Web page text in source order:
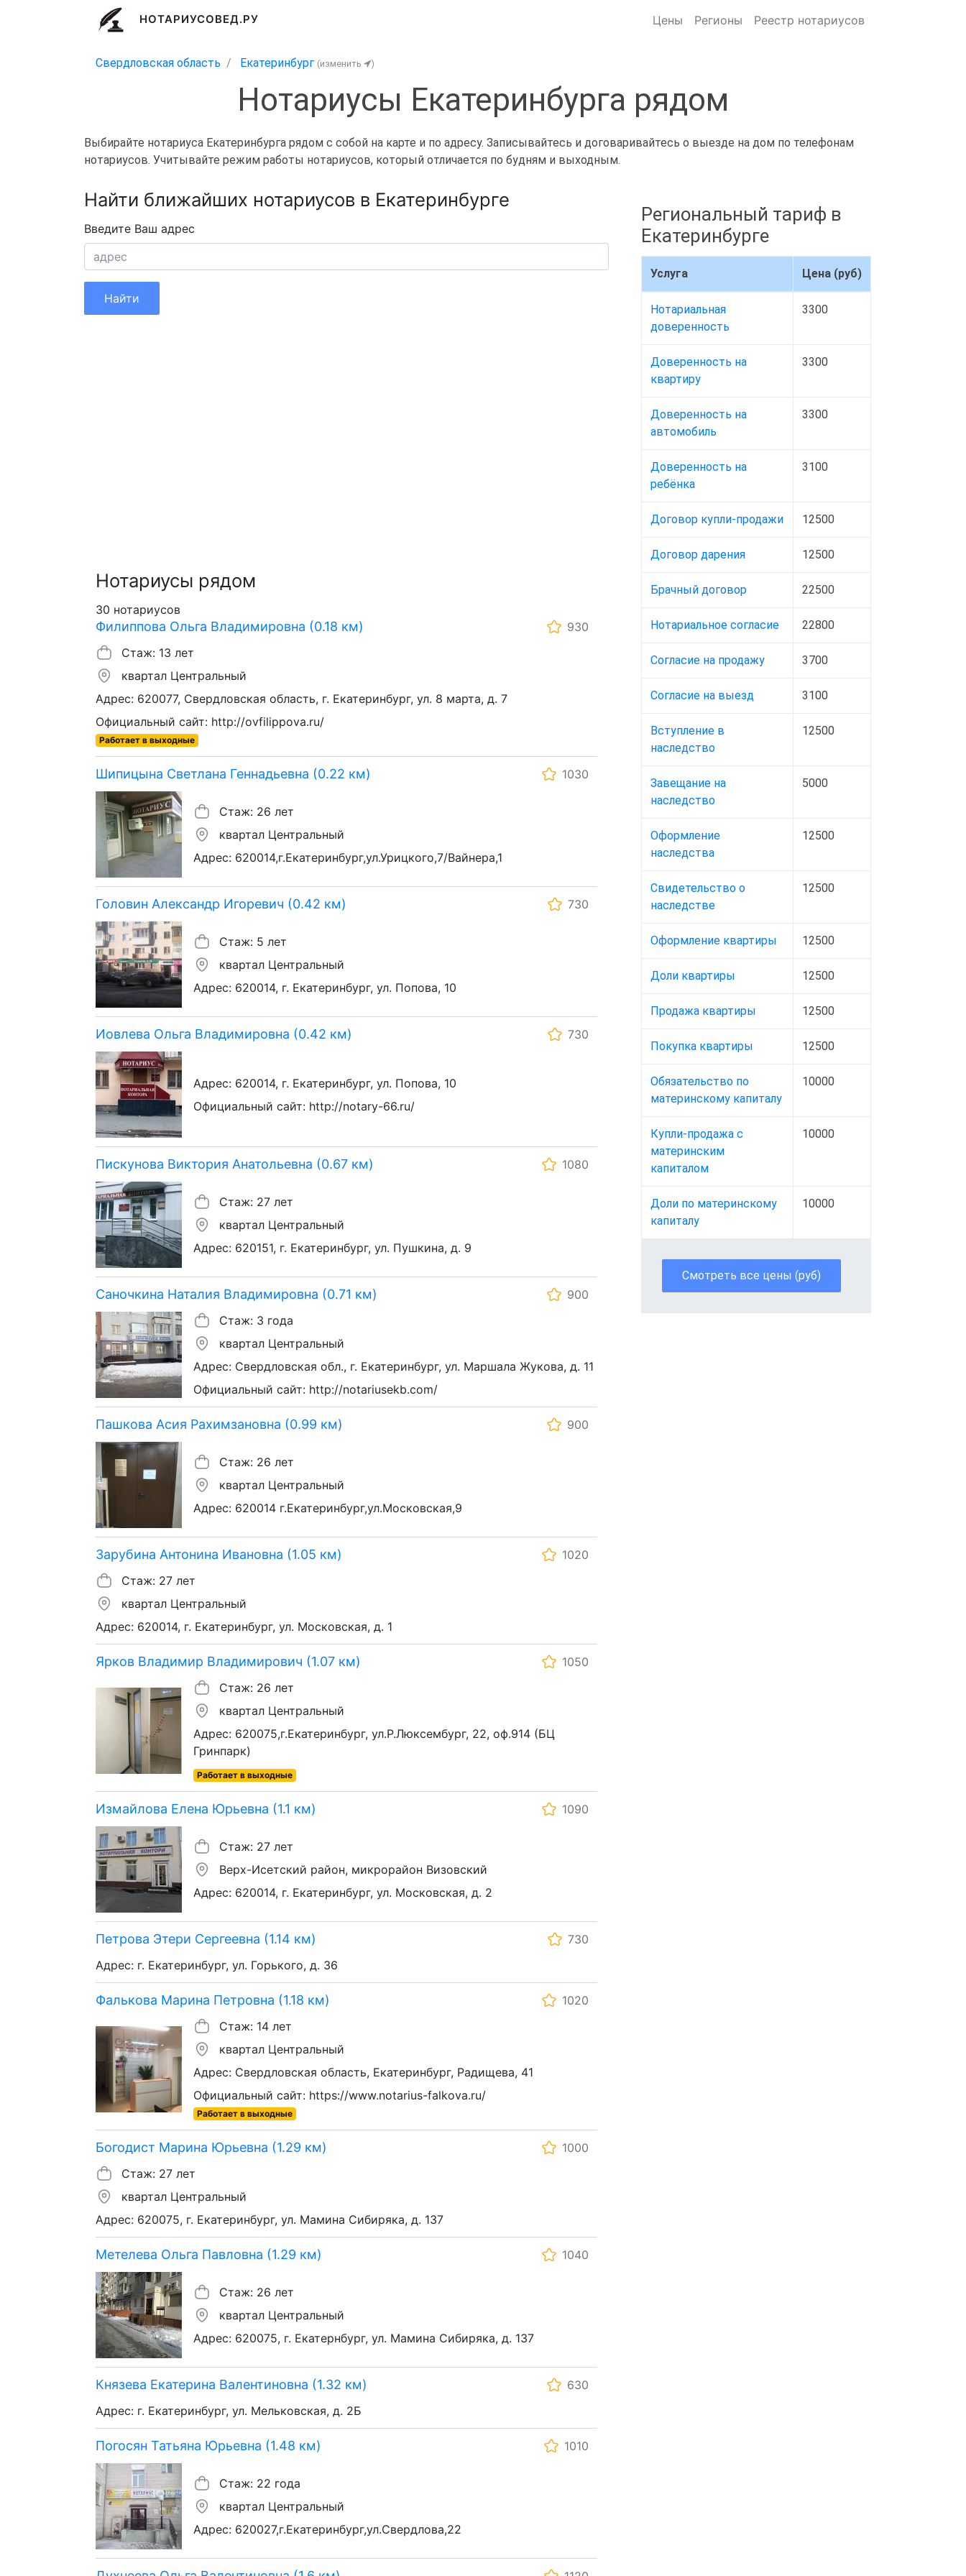
НОТАРИУСОВЕД.РУ Цены Регионы Реестр нотариусов
Свердловская область Екатеринбург (изменить )
Нотариусы Екатеринбурга рядом
Выбирайте нотариуса Екатеринбурга рядом с собой на карте и по адресу. Записывайтесь и договаривайтесь о выезде на дом по телефонам
нотариусов. Учитывайте режим работы нотариусов, который отличается по будням и выходным.
Найти ближайших нотариусов в Екатеринбурге
Введите Ваш адрес
Найти
Нотариусы рядом
30 нотариусов
Филиппова Ольга Владимировна (0.18 км)
930
Стаж: 13 лет
квартал Центральный
Адрес: 620077, Свердловская область, г. Екатеринбург, ул. 8 марта, д. 7
Официальный сайт: http://ovfilippova.ru/
Работает в выходные
Шипицына Светлана Геннадьевна (0.22 км) 1030
Стаж: 26 лет
квартал Центральный
Адрес: 620014,г.Екатеринбург,ул.Урицкого,7/Вайнера,1
Головин Александр Игоревич (0.42 км) 730
Стаж: 5 лет
квартал Центральный
Адрес: 620014, г. Екатеринбург, ул. Попова, 10
Иовлева Ольга Владимировна (0.42 км) 730
Адрес: 620014, г. Екатеринбург, ул. Попова, 10
Официальный сайт: http://notary-66.ru/
Пискунова Виктория Анатольевна (0.67 км) 1080
Стаж: 27 лет
квартал Центральный
Адрес: 620151, г. Екатеринбург, ул. Пушкина, д. 9
Саночкина Наталия Владимировна (0.71 км)
900
Стаж: 3 года
квартал Центральный
Адрес: Свердловская обл., г. Екатеринбург, ул. Маршала Жукова, д. 11
Официальный сайт: http://notariusekb.com/
Пашкова Асия Рахимзановна (0.99 км) 900
Стаж: 26 лет
квартал Центральный
Адрес: 620014 г.Екатеринбург,ул.Московская,9
Зарубина Антонина Ивановна (1.05 км)
1020
Стаж: 27 лет
квартал Центральный
Адрес: 620014, г. Екатеринбург, ул. Московская, д. 1
Ярков Владимир Владимирович (1.07 км)
1050
Стаж: 26 лет
квартал Центральный
Адрес: 620075,г.Екатеринбург, ул.Р.Люксембург, 22, оф.914 (БЦ
Гринпарк)
Работает в выходные
Измайлова Елена Юрьевна (1.1 км) 1090
Стаж: 27 лет
Верх-Исетский район, микрорайон Визовский
Адрес: 620014, г. Екатеринбург, ул. Московская, д. 2
Петрова Этери Сергеевна (1.14 км)
730
Адрес: г. Екатеринбург, ул. Горького, д. 36
Фалькова Марина Петровна (1.18 км)
1020
Стаж: 14 лет
квартал Центральный
Адрес: Свердловская область, Екатеринбург, Радищева, 41
Официальный сайт: https://www.notarius-falkova.ru/
Работает в выходные
Богодист Марина Юрьевна (1.29 км)
1000
Стаж: 27 лет
квартал Центральный
Адрес: 620075, г. Екатеринбург, ул. Мамина Сибиряка, д. 137
Метелева Ольга Павловна (1.29 км) 1040
Стаж: 26 лет
квартал Центральный
Адрес: 620075, г. Екатернбург, ул. Мамина Сибиряка, д. 137
Князева Екатерина Валентиновна (1.32 км)
630
Адрес: г. Екатеринбург, ул. Мельковская, д. 2Б
Погосян Татьяна Юрьевна (1.48 км) 1010
Стаж: 22 года
квартал Центральный
Адрес: 620027,г.Екатеринбург,ул.Свердлова,22
Региональный тариф в
Екатеринбурге
Услуга Цена (руб)
Нотариальная
доверенность
3300
Доверенность на
квартиру
3300
Доверенность на
автомобиль
3300
Доверенность на
ребёнка
3100
Договор купли-продажи 12500
Договор дарения 12500
Брачный договор 22500
Нотариальное согласие 22800
Согласие на продажу 3700
Согласие на выезд 3100
Вступление в
наследство
12500
Завещание на
наследство
5000
Оформление
наследства
12500
Свидетельство о
наследстве
12500
Оформление квартиры 12500
Доли квартиры 12500
Продажа квартиры 12500
Покупка квартиры 12500
Обязательство по
материнскому капиталу
10000
Купли-продажа с
материнским
капиталом
10000
Доли по материнскому
капиталу
10000
Смотреть все цены (руб)